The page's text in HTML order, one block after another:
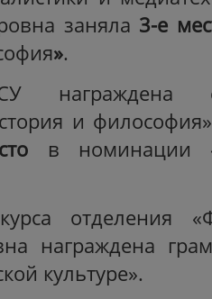
заняла 3-е
».
награждена
и
в номинации
отделения
награждена
культуре».